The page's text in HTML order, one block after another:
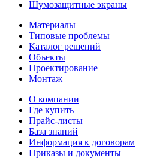
Шумозащитные экраны
Материалы
Типовые проблемы
Каталог решений
Объекты
Проектирование
Монтаж
О компании
Где купить
Прайс-листы
База знаний
Информация к договорам
Приказы и документы